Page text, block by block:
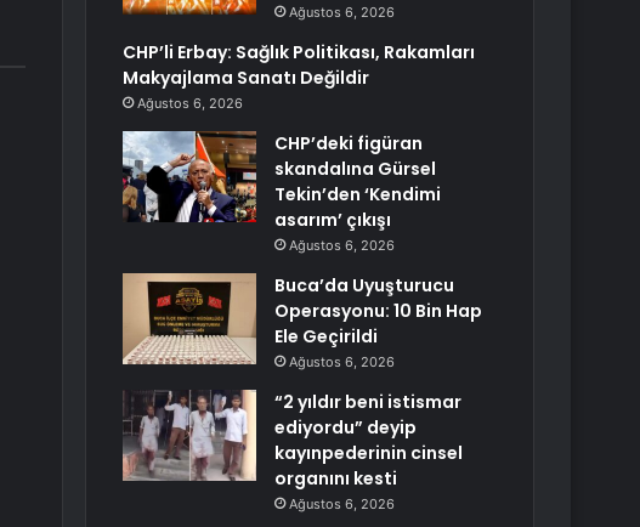
Ağustos 6, 2026
CHP’li Erbay: Sağlık Politikası, Rakamları
Makyajlama Sanatı Değildir
Ağustos 6, 2026
CHP’deki figüran
skandalına Gürsel
Tekin’den ‘Kendimi
asarım’ çıkışı
Ağustos 6, 2026
Buca’da Uyuşturucu
Operasyonu: 10 Bin Hap
Ele Geçirildi
Ağustos 6, 2026
“2 yıldır beni istismar
ediyordu” deyip
kayınpederinin cinsel
organını kesti
Ağustos 6, 2026